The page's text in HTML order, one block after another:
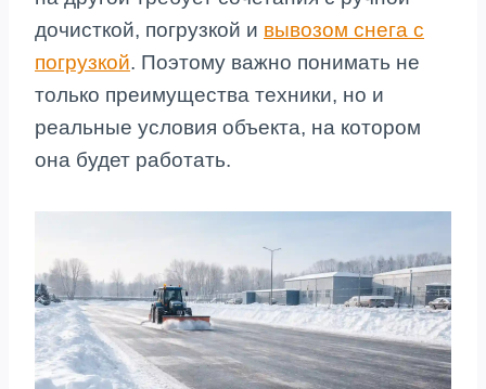
дочисткой, погрузкой и вывозом снега с
погрузкой. Поэтому важно понимать не
только преимущества техники, но и
реальные условия объекта, на котором
она будет работать.